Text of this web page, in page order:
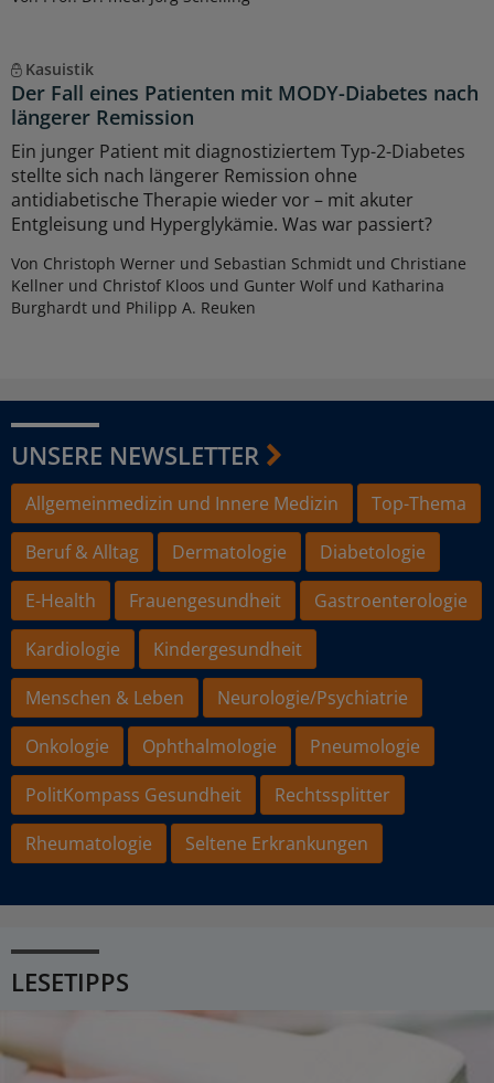
Kasuistik
Der Fall eines Patienten mit MODY-Diabetes nach
längerer Remission
Ein junger Patient mit diagnostiziertem Typ-2-Diabetes
stellte sich nach längerer Remission ohne
antidiabetische Therapie wieder vor – mit akuter
Entgleisung und Hyperglykämie. Was war passiert?
Von Christoph Werner und Sebastian Schmidt und Christiane
Kellner und Christof Kloos und Gunter Wolf und Katharina
Burghardt und Philipp A. Reuken
UNSERE NEWSLETTER
Allgemeinmedizin und Innere Medizin
Top-Thema
Beruf & Alltag
Dermatologie
Diabetologie
E-Health
Frauengesundheit
Gastroenterologie
Kardiologie
Kindergesundheit
Menschen & Leben
Neurologie/Psychiatrie
Onkologie
Ophthalmologie
Pneumologie
PolitKompass Gesundheit
Rechtssplitter
Rheumatologie
Seltene Erkrankungen
LESETIPPS